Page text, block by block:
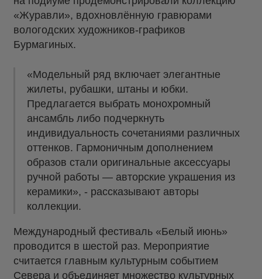
«Журавли», вдохновлённую гравюрами
вологодских художников-графиков
Бурмагиных.
«Модельный ряд включает элегантные
жилеты, рубашки, штаны и юбки.
Предлагается выбрать монохромный
ансамбль либо подчеркнуть
индивидуальность сочетаниями различных
оттенков. Гармоничным дополнением
образов стали оригинальные аксессуары
ручной работы — авторские украшения из
керамики», - рассказывают авторы
коллекции.
Международный фестиваль «Белый июнь»
проводится в шестой раз. Мероприятие
считается главным культурным событием
Севера и объединяет множество культурных